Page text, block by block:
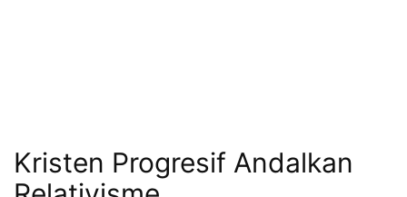
Kristen Progresif Andalkan